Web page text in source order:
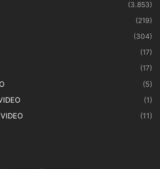
(3.853)
(219)
(304)
(17)
(17)
(5)
(1)
(11)